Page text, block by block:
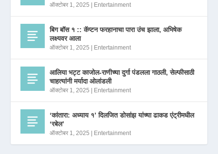
ऑक्टोबर 1, 2025 | Entertainment
बिग बॉस १ :: कॅप्टन फरहानाचा पारा उंच झाला, अभिषेक
लक्ष्यवर आला
ऑक्टोबर 1, 2025 | Entertainment
आलिया भट्ट काजोल-राणीच्या दुर्गा पंडलला गाठली, सेल्फीसाठी
चाहत्यांनी मर्यादा ओलांडली
ऑक्टोबर 1, 2025 | Entertainment
‘कांतारा: अध्याय १’ दिलजित डोसांझ यांच्या ढाकड एंट्रीमधील
‘रबेल’
ऑक्टोबर 1, 2025 | Entertainment